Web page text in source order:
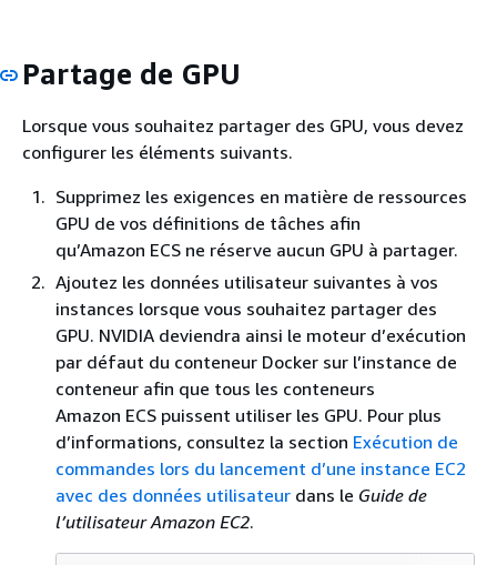
Partage de GPU
Lorsque vous souhaitez partager des GPU, vous devez
configurer les éléments suivants.
Supprimez les exigences en matière de ressources
GPU de vos définitions de tâches afin
qu’Amazon ECS ne réserve aucun GPU à partager.
Ajoutez les données utilisateur suivantes à vos
instances lorsque vous souhaitez partager des
GPU. NVIDIA deviendra ainsi le moteur d’exécution
par défaut du conteneur Docker sur l’instance de
conteneur afin que tous les conteneurs
Amazon ECS puissent utiliser les GPU. Pour plus
d’informations, consultez la section Exécution de
commandes lors du lancement d’une instance EC2
avec des données utilisateur dans le Guide de
l’utilisateur Amazon EC2.